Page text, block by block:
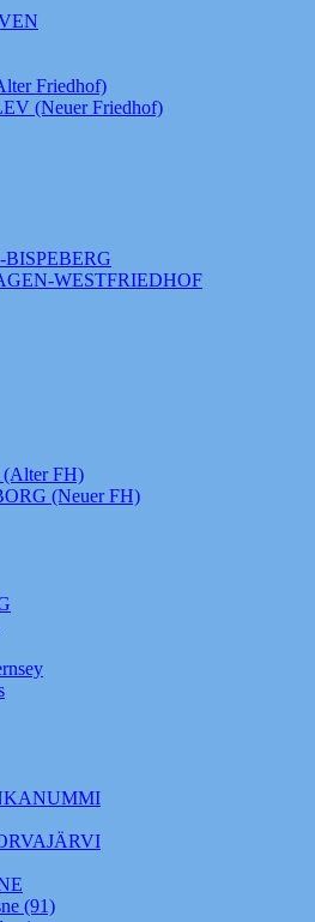
Friedhof)
(Neuer Friedhof)
WESTFRIEDHOF
FH)
(Neuer FH)
(91)